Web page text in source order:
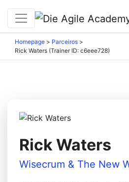
Homepage > Parceiros >
Rick Waters (Trainer ID: c6eee728)
Rick Waters
Wisecrum & The New